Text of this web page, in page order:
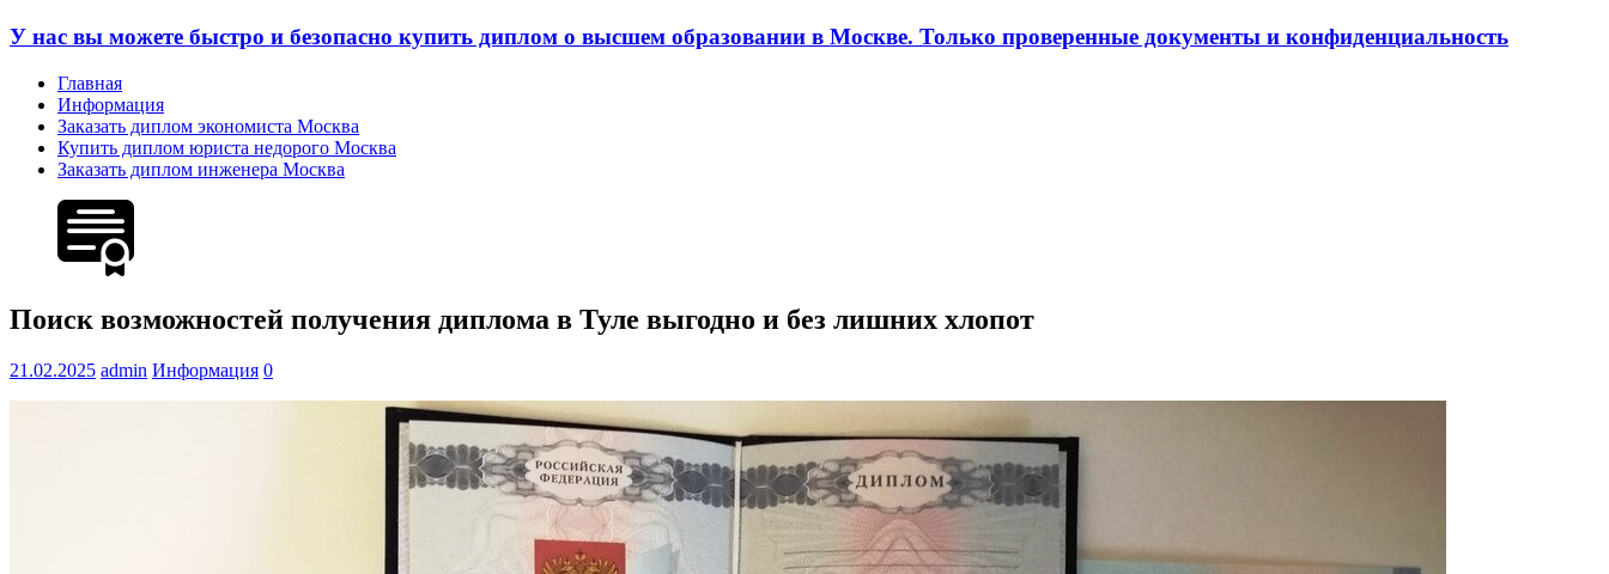
У нас вы можете быстро и безопасно купить диплом о высшем образовании в Москве. Только проверенные документы и конфиденциальность
Главная
Информация
Заказать диплом экономиста Москва
Купить диплом юриста недорого Москва
Заказать диплом инженера Москва
Поиск возможностей получения диплома в Туле выгодно и без лишних хлопот
21.02.2025 admin Информация 0